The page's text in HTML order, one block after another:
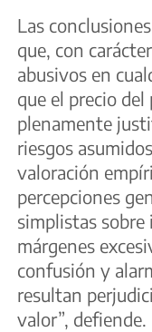
Las
que, con
abusivos en
que el precio
plenamente
riesgos
valoración
percepciones
simplistas
márgenes
confusión y
resultan
valor”, defiende.